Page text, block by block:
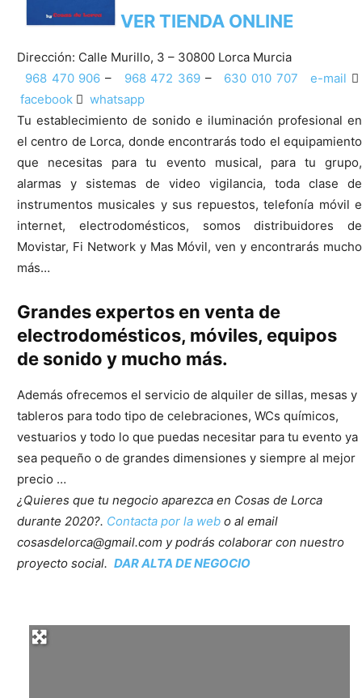
VER TIENDA ONLINE
Dirección: Calle Murillo, 3 – 30800 Lorca Murcia
968 470 906– 968 472 369 – 630 010 707
e-mail
facebook
whatsapp
Tu establecimiento de sonido e iluminación profesional en
el centro de Lorca, donde encontrarás todo el equipamiento
que necesitas para tu evento musical, para tu grupo,
alarmas y sistemas de video vigilancia, toda clase de
instrumentos musicales y sus repuestos, telefonía móvil e
internet, electrodomésticos, somos distribuidores de
Movistar, Fi Network y Mas Móvil, ven y encontrarás mucho
más…
Grandes expertos en venta de
electrodomésticos, móviles, equipos
de sonido y mucho más.
Además ofrecemos el servicio de alquiler de sillas, mesas y
tableros para todo tipo de celebraciones, WCs químicos,
vestuarios y todo lo que puedas necesitar para tu evento ya
sea pequeño o de grandes dimensiones y siempre al mejor
precio …
¿Quieres que tu negocio aparezca en Cosas de Lorca
durante 2020?. Contacta por la web o al email
cosasdelorca@gmail.com y podrás colaborar con nuestro
proyecto social. DAR ALTA DE NEGOCIO